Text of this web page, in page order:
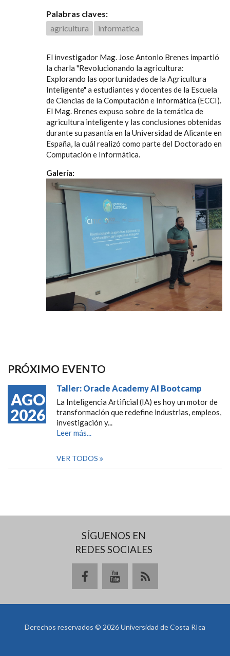
Palabras claves:
agricultura
informatica
El investigador Mag. Jose Antonio Brenes impartió
la charla "Revolucionando la agricultura:
Explorando las oportunidades de la Agricultura
Inteligente" a estudiantes y docentes de la Escuela
de Ciencias de la Computación e Informática (ECCI).
El Mag. Brenes expuso sobre de la temática de
agricultura inteligente y las conclusiones obtenidas
durante su pasantía en la Universidad de Alicante en
España, la cuál realizó como parte del Doctorado en
Computación e Informática.
Galería:
PRÓXIMO EVENTO
AGO
2026
Taller: Oracle Academy AI Bootcamp
La Inteligencia Artificial (IA) es hoy un motor de
transformación que redefine industrias, empleos,
investigación y...
Leer más...
VER TODOS
SÍGUENOS EN
REDES SOCIALES
Derechos reservados © 2026 Universidad de Costa RIca